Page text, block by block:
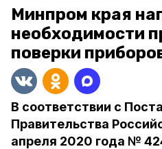
Минпром края
необходимости
поверки
В соответствии с
Правительства
апреля 2020 года №